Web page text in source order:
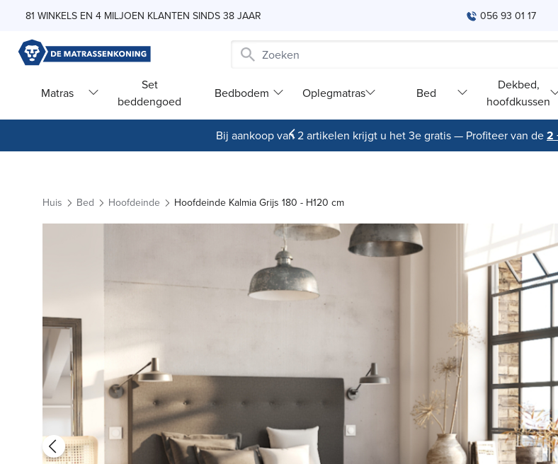
81 WINKELS EN 4 MILJOEN KLANTEN SINDS 38 JAAR 056 93 01 17
Matras
Set
beddengoed
Bedbodem Oplegmatras Bed
Dekbed,
hoofdkussen
Bij aankoop van 2 artikelen krijgt u het 3e gratis — Profiteer van de2
Huis Bed Hoofdeinde Hoofdeinde Kalmia Grijs 180 - H120 cm